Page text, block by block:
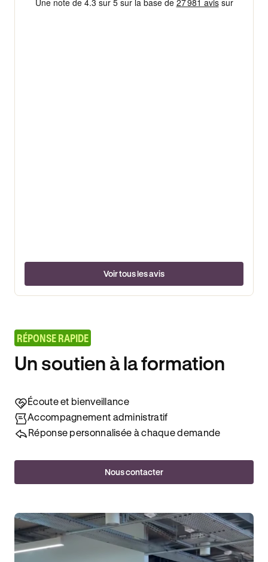
Voir tous les avis
RÉPONSE RAPIDE
Un soutien à la formation
Écoute et bienveillance
Accompagnement administratif
Réponse personnalisée à chaque demande
Nous contacter